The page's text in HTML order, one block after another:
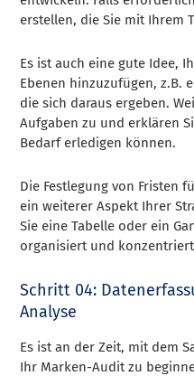
erstellen, die Sie mit Ihrem
Es ist auch eine gute Idee,
Ebenen hinzuzufügen, z.B.
die sich daraus ergeben.
Aufgaben zu und erklären
Bedarf erledigen können.
Die Festlegung von Fristen
ein weiterer Aspekt Ihrer
Sie eine Tabelle oder ein
organisiert und
Schritt 04:
Analyse
Es ist an der Zeit, mit dem
Ihr Marken-Audit zu